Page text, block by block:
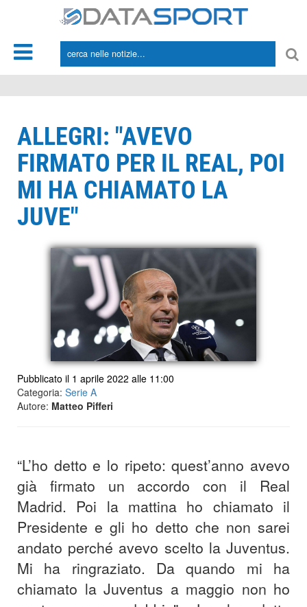
ALLEGRI: "AVEVO
FIRMATO PER IL REAL, POI
MI HA CHIAMATO LA
JUVE"
Pubblicato il 1 aprile 2022 alle 11:00
Categoria: Serie A
Autore: Matteo Pifferi
“L’ho detto e lo ripeto: quest’anno avevo
già firmato un accordo con il Real
Madrid. Poi la mattina ho chiamato il
Presidente e gli ho detto che non sarei
andato perché avevo scelto la Juventus.
Mi ha ringraziato. Da quando mi ha
chiamato la Juventus a maggio non ho